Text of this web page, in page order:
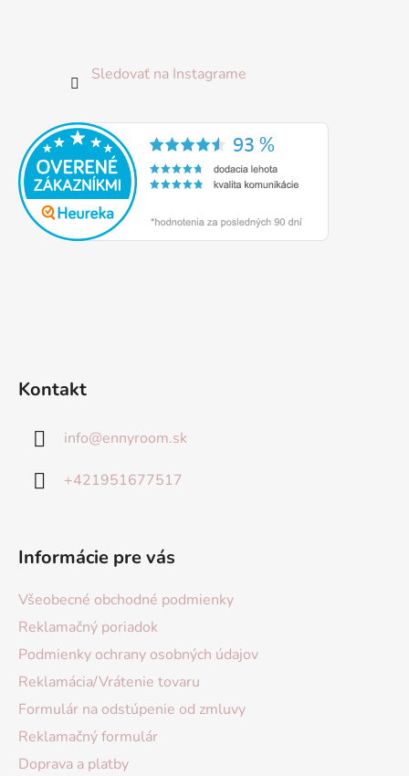
Sledovať na Instagrame
Kontakt
info@ennyroom.sk
+421951677517
Informácie pre vás
Všeobecné obchodné podmienky
Reklamačný poriadok
Podmienky ochrany osobných údajov
Reklamácia/Vrátenie tovaru
Formulár na odstúpenie od zmluvy
Reklamačný formulár
Doprava a platby